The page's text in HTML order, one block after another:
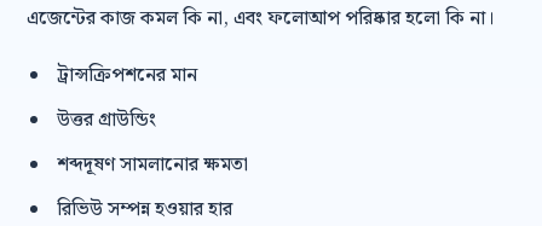
এজেন্টের কাজ কমল কি না, এবং ফলোআপ পরিষ্কার হলো কি না।
ট্রান্সক্রিপশনের মান
উত্তর গ্রাউন্ডিং
শব্দদূষণ সামলানোর ক্ষমতা
রিভিউ সম্পন্ন হওয়ার হার